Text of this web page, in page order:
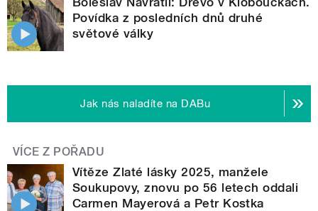
Povídka z posledních dnů druhé
světové války
Jak nás naladíte na DABu
VÍCE Z POŘADU
Vítěze Zlaté lásky 2025, manžele
Soukupovy, znovu po 56 letech oddali
Carmen Mayerová a Petr Kostka